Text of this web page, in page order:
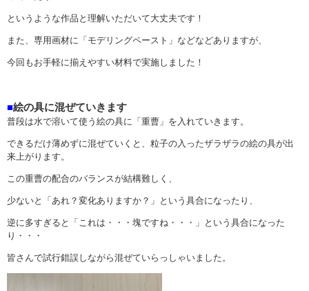
というような作品と理解いただいて大丈夫です！
また、専用画材に「モデリングペースト」などなどありますが、
今回もお手軽に揃えやすい材料で実施しました！
■絵の具に混ぜていきます
普段は水で溶いて使う絵の具に「重曹」を入れていきます。
できるだけ薄めずに混ぜていくと、粒子の入ったザラザラの絵の具が出
来上がります。
この重曹の配合のバランスが結構難しく、
少ないと「あれ？変化ありますか？」という具合になったり、
逆に多すぎると「これは・・・塊ですね・・・」という具合になった
り・・・
皆さんで試行錯誤しながら混ぜていらっしゃいました。